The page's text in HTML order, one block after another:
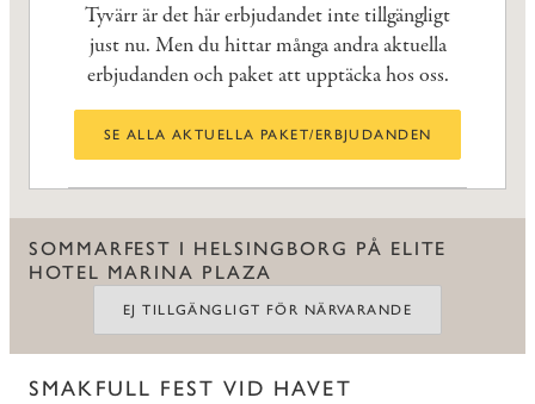
Tyvärr är det här erbjudandet inte tillgängligt
just nu. Men du hittar många andra aktuella
erbjudanden och paket att upptäcka hos oss.
SE ALLA AKTUELLA PAKET/ERBJUDANDEN
SOMMARFEST I HELSINGBORG PÅ ELITE
HOTEL MARINA PLAZA
EJ TILLGÄNGLIGT FÖR NÄRVARANDE
SMAKFULL FEST VID HAVET